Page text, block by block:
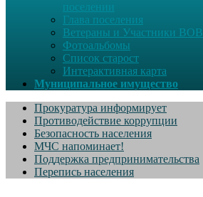
поселении
Глава поселения
Ветераны и Участники ВОВ
Фотоальбомы
Список старост
Интерактивная карта
Муниципальное имущество
Прокуратура информирует
Противодействие коррупции
Безопасность населения
МЧС напоминает!
Поддержка предпринимательства
Перепись населения